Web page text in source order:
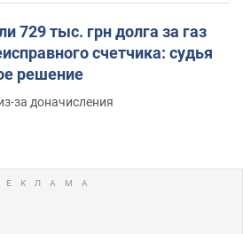
729 тыс. грн долга за газ
счетчика: судья
решение
за доначисления